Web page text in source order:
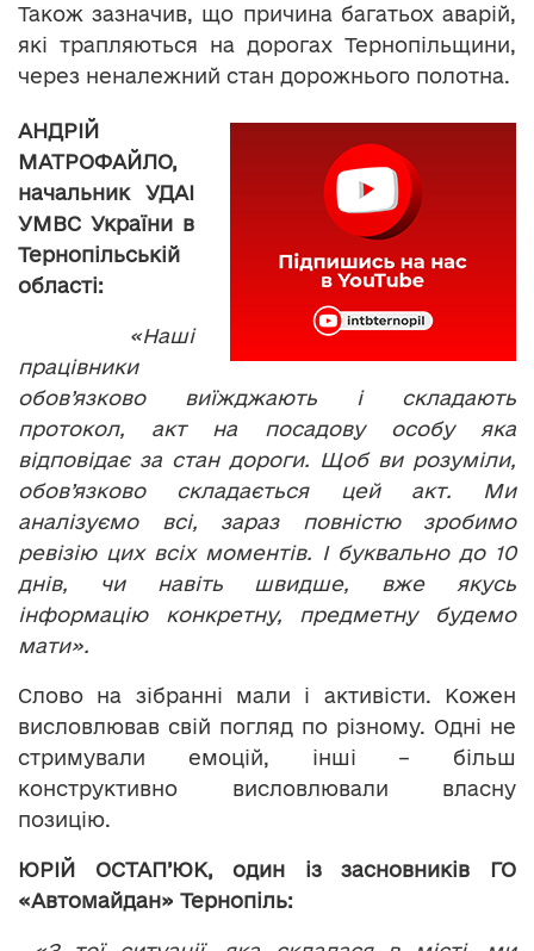
Також зазначив, що причина багатьох аварій,
які трапляються на дорогах Тернопільщини,
через неналежний стан дорожнього полотна.
АНДРІЙ
МАТРОФАЙЛО,
начальник УДАІ
УМВС України в
Тернопільській
області:
«Наші
працівники
обов’язково виїжджають і складають
протокол, акт на посадову особу яка
відповідає за стан дороги. Щоб ви розуміли,
обов’язково складається цей акт. Ми
аналізуємо всі, зараз повністю зробимо
ревізію цих всіх моментів. І буквально до 10
днів, чи навіть швидше, вже якусь
інформацію конкретну, предметну будемо
мати».
Слово на зібранні мали і активісти. Кожен
висловлював свій погляд по різному. Одні не
стримували емоцій, інші – більш
конструктивно висловлювали власну
позицію.
ЮРІЙ ОСТАП’ЮК, один із засновників ГО
«Автомайдан» Тернопіль: